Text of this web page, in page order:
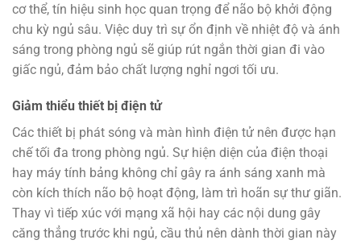
cơ thể, tín hiệu sinh học quan trọng để não bộ khởi động
chu kỳ ngủ sâu. Việc duy trì sự ổn định về nhiệt độ và ánh
sáng trong phòng ngủ sẽ giúp rút ngắn thời gian đi vào
giấc ngủ, đảm bảo chất lượng nghỉ ngơi tối ưu.
Giảm thiểu thiết bị điện tử
Các thiết bị phát sóng và màn hình điện tử nên được hạn
chế tối đa trong phòng ngủ. Sự hiện diện của điện thoại
hay máy tính bảng không chỉ gây ra ánh sáng xanh mà
còn kích thích não bộ hoạt động, làm trì hoãn sự thư giãn.
Thay vì tiếp xúc với mạng xã hội hay các nội dung gây
căng thẳng trước khi ngủ, cầu thủ nên dành thời gian này